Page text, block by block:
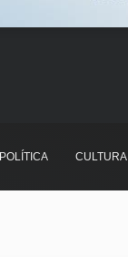
POLÍTICA CULTURA